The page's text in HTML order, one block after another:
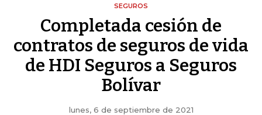
SEGUROS
Completada cesión de
contratos de seguros de vida
de HDI Seguros a Seguros
Bolívar
lunes, 6 de septiembre de 2021